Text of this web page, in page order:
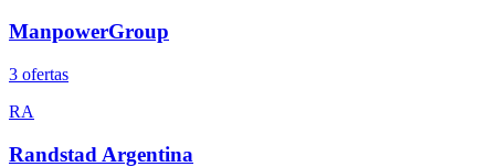
ManpowerGroup
3 ofertas
RA
Randstad Argentina